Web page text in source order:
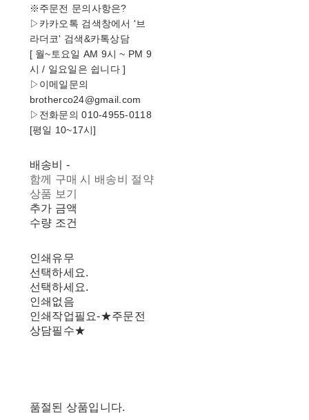
※주문전 문의사항은?
▷카카오톡 검색창에서 '브
라더코' 검색&카톡상담
[ 월~토요일 AM 9시 ~ PM 9
시 / 일요일은 쉽니다 ]
▷이메일문의
brotherco24@gmail.com
▷전화문의 010-4955-0118
[평일 10~17시]
배송비 -
함께 구매 시 배송비 절약
상품 보기
추가 금액
수량 조건
인쇄유무
선택하세요.
선택하세요.
인쇄없음
인쇄작업필요-★주문전
상담필수★
품절된 상품입니다.